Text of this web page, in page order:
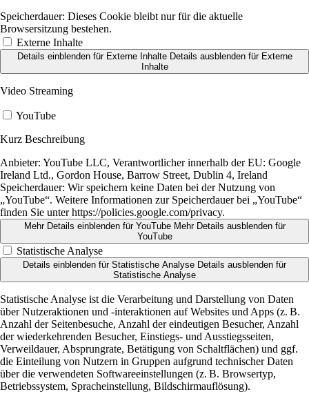
Speicherdauer: Dieses Cookie bleibt nur für die aktuelle
Browsersitzung bestehen.
Externe Inhalte
Details einblendenfür Externe Inhalte Details ausblendenfür Externe
Inhalte
Video Streaming
YouTube
Kurz Beschreibung
Anbieter: YouTube LLC, Verantwortlicher innerhalb der EU: Google
Ireland Ltd., Gordon House, Barrow Street, Dublin 4, Ireland
Speicherdauer: Wir speichern keine Daten bei der Nutzung von
„YouTube“. Weitere Informationen zur Speicherdauer bei „YouTube“
finden Sie unter https://policies.google.com/privacy.
Mehr Details einblendenfür YouTube Mehr Details ausblendenfür
YouTube
Statistische Analyse
Details einblenden für Statistische Analyse Details ausblenden für
Statistische Analyse
Statistische Analyse ist die Verarbeitung und Darstellung von Daten
über Nutzeraktionen und -interaktionen auf Websites und Apps (z. B.
Anzahl der Seitenbesuche, Anzahl der eindeutigen Besucher, Anzahl
der wiederkehrenden Besucher, Einstiegs- und Ausstiegsseiten,
Verweildauer, Absprungrate, Betätigung von Schaltflächen) und ggf.
die Einteilung von Nutzern in Gruppen aufgrund technischer Daten
über die verwendeten Softwareeinstellungen (z. B. Browsertyp,
Betriebssystem, Spracheinstellung, Bildschirmauflösung).